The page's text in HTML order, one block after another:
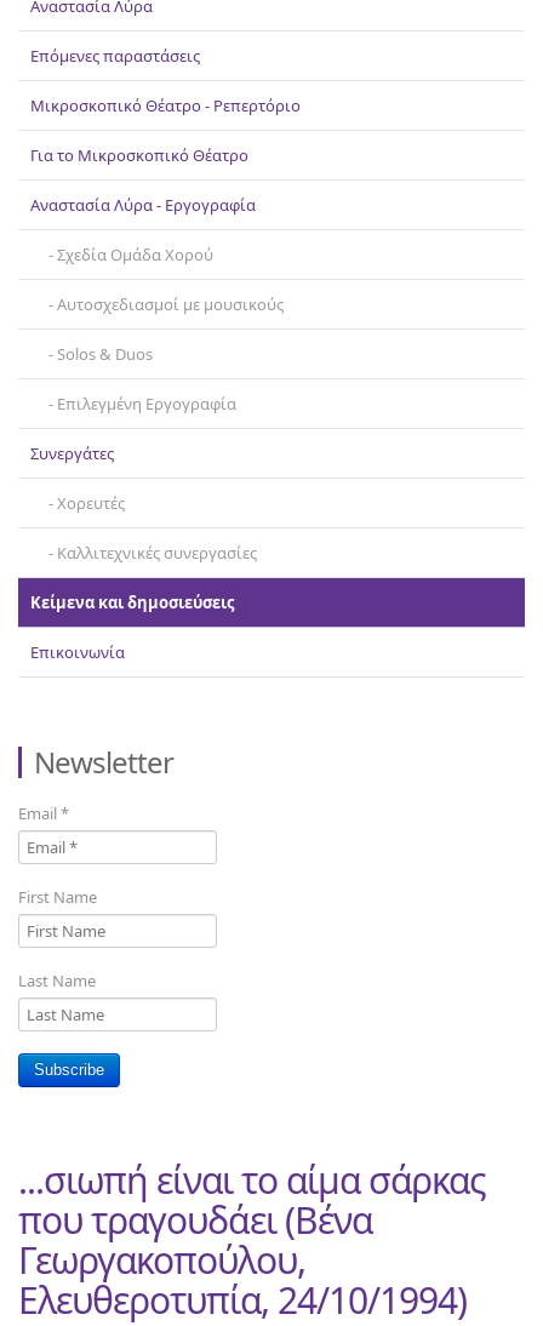
Επικοινωνία
Αναστασία Λύρα
Επόμενες παραστάσεις
Μικροσκοπικό Θέατρο - Ρεπερτόριο
Για το Μικροσκοπικό Θέατρο
Αναστασία Λύρα - Εργογραφία
Σχεδία Ομάδα Χορού
Αυτοσχεδιασμοί με μουσικούς
Solos & Duos
Επιλεγμένη Εργογραφία
Συνεργάτες
Χορευτές
Καλλιτεχνικές συνεργασίες
Κείμενα και δημοσιεύσεις
Επικοινωνία
Newsletter
Email*
First Name
Last Name
Subscribe
...σιωπή είναι το αίμα σάρκας
που τραγουδάει (Βένα
Γεωργακοπούλου,
Ελευθεροτυπία, 24/10/1994)